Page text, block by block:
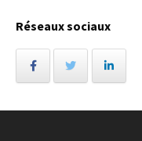
Réseaux sociaux